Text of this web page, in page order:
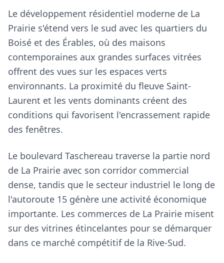
Le développement résidentiel moderne de La
Prairie s'étend vers le sud avec les quartiers du
Boisé et des Érables, où des maisons
contemporaines aux grandes surfaces vitrées
offrent des vues sur les espaces verts
environnants. La proximité du fleuve Saint-
Laurent et les vents dominants créent des
conditions qui favorisent l'encrassement rapide
des fenêtres.
Le boulevard Taschereau traverse la partie nord
de La Prairie avec son corridor commercial
dense, tandis que le secteur industriel le long de
l'autoroute 15 génère une activité économique
importante. Les commerces de La Prairie misent
sur des vitrines étincelantes pour se démarquer
dans ce marché compétitif de la Rive-Sud.